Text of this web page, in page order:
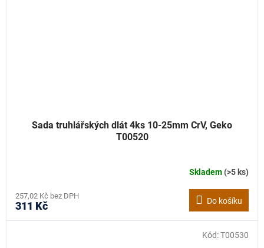
Sada truhlářských dlát 4ks 10-25mm CrV, Geko
T00520
Skladem(>5 ks)
257,02 Kč bez DPH
311 Kč Do košíku
Kód:T00530